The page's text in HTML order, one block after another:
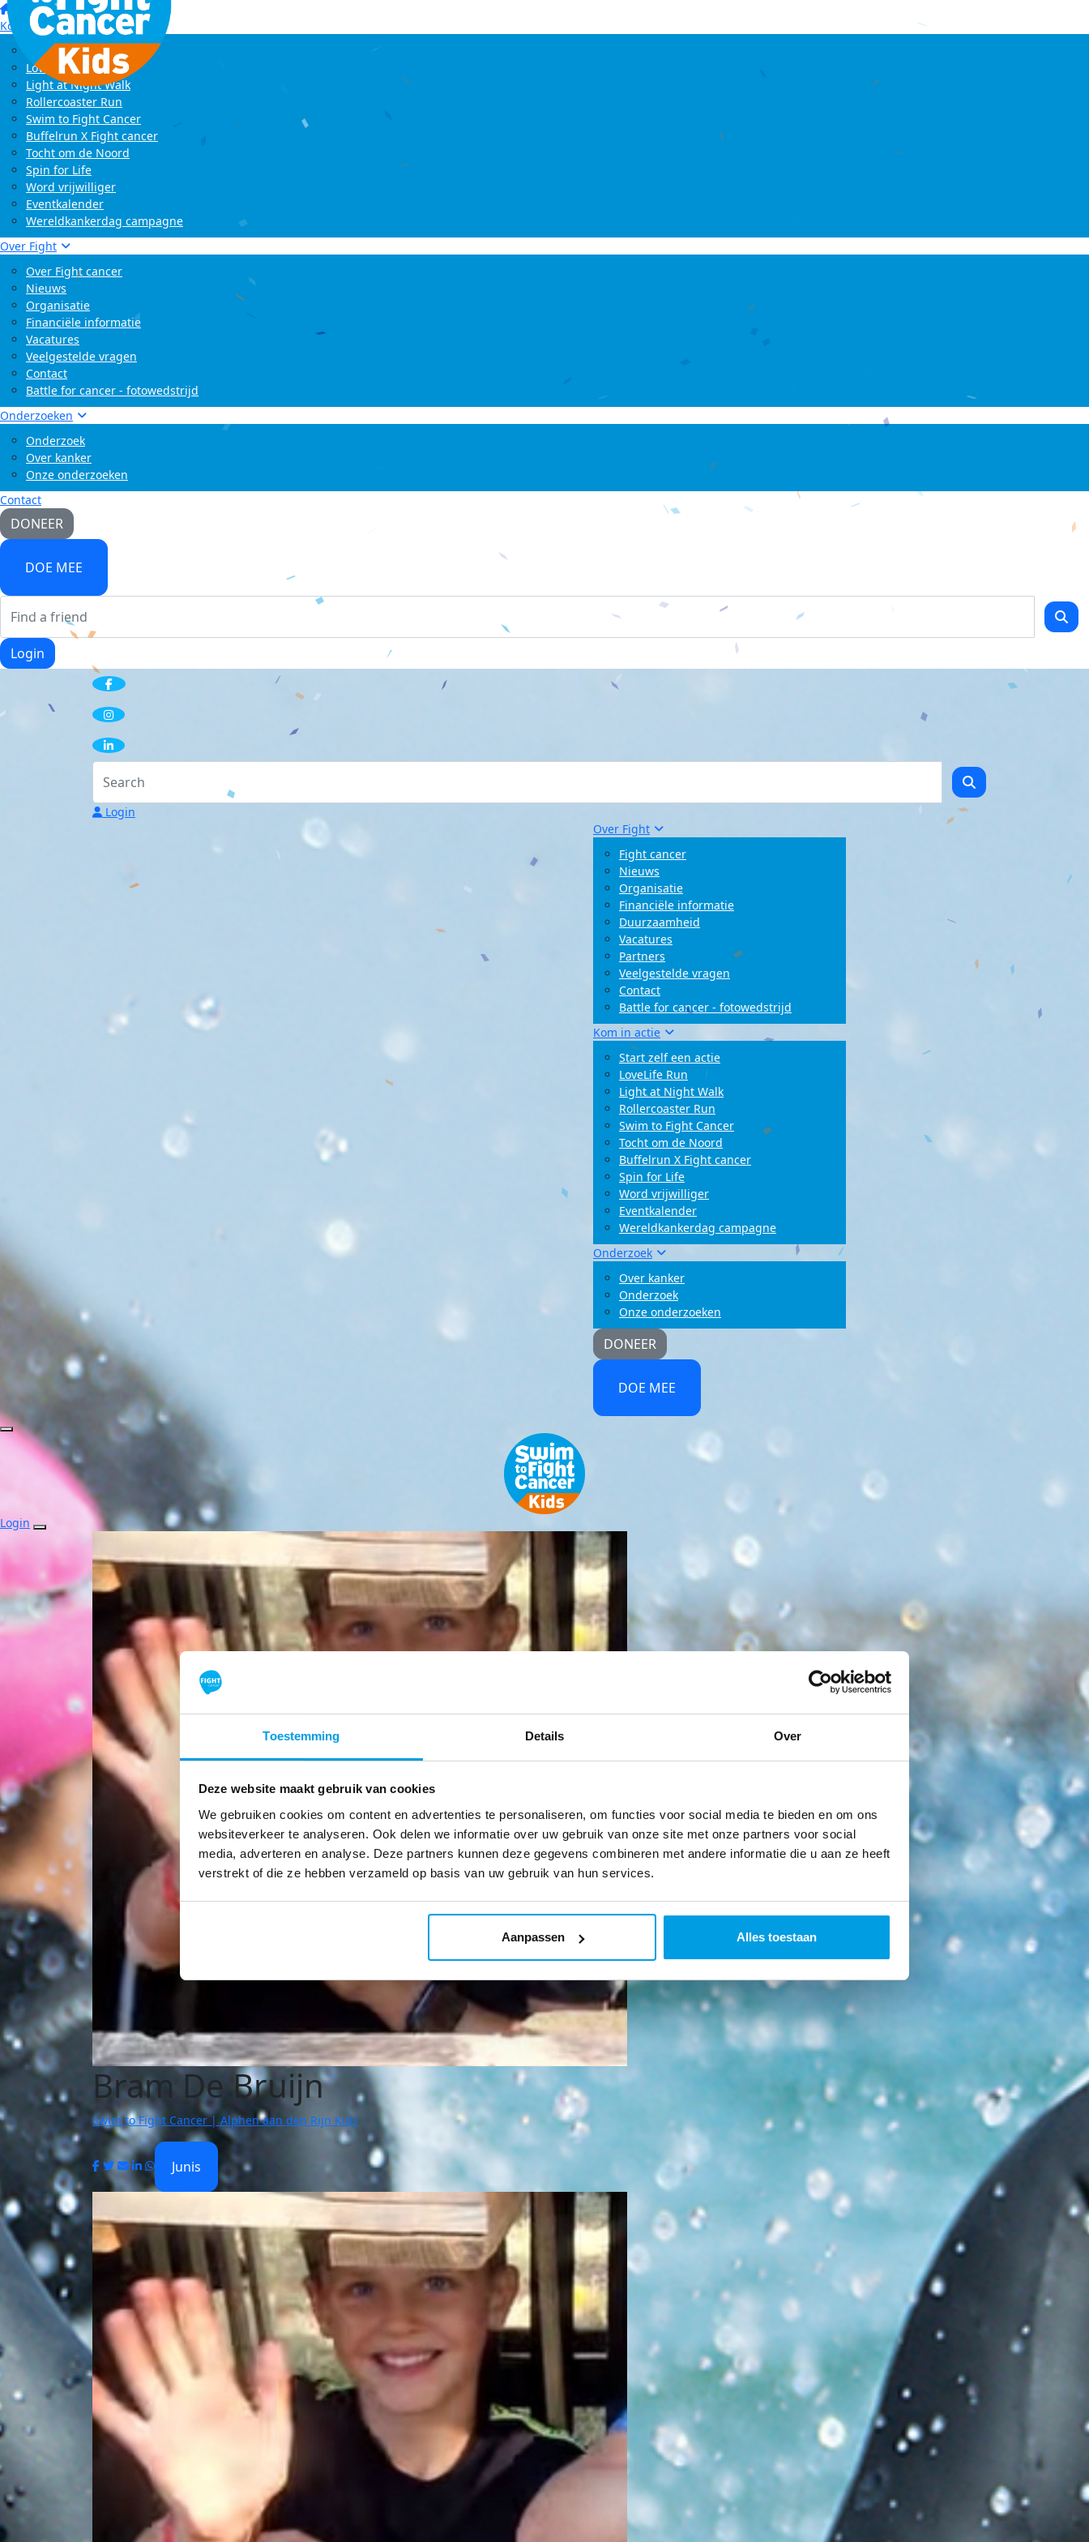
Toestemming Details Over
Deze website maakt gebruik van cookies
We gebruiken cookies om content en advertenties te personaliseren, om functies voor social media te bieden en om ons
websiteverkeer te analyseren. Ook delen we informatie over uw gebruik van onze site met onze partners voor social
media, adverteren en analyse. Deze partners kunnen deze gegevens combineren met andere informatie die u aan ze heeft
verstrekt of die ze hebben verzameld op basis van uw gebruik van hun services.
Aanpassen Alles toestaan
Home
Kom in actie
Start zelf een actie
LoveLife Run
Light at Night Walk
Rollercoaster Run
Swim to Fight Cancer
Buffelrun X Fight cancer
Tocht om de Noord
Spin for Life
Word vrijwilliger
Eventkalender
Wereldkankerdag campagne
Over Fight
Over Fight cancer
Nieuws
Organisatie
Financiële informatie
Vacatures
Veelgestelde vragen
Contact
Battle for cancer - fotowedstrijd
Onderzoeken
Onderzoek
Over kanker
Onze onderzoeken
Contact
DONEER
DOE MEE
Login
Login
Over Fight
Fight cancer
Nieuws
Organisatie
Financiële informatie
Duurzaamheid
Vacatures
Partners
Veelgestelde vragen
Contact
Battle for cancer - fotowedstrijd
Kom in actie
Start zelf een actie
LoveLife Run
Light at Night Walk
Rollercoaster Run
Swim to Fight Cancer
Tocht om de Noord
Buffelrun X Fight cancer
Spin for Life
Word vrijwilliger
Eventkalender
Wereldkankerdag campagne
Onderzoek
Over kanker
Onderzoek
Onze onderzoeken
DONEER
DOE MEE
Login
Bram De Bruijn
Swim to Fight Cancer | Alphen aan den Rijn Kids
Junis